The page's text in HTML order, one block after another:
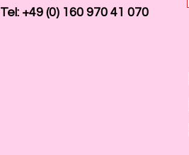
Tel: +49 (0) 160 970 41 070